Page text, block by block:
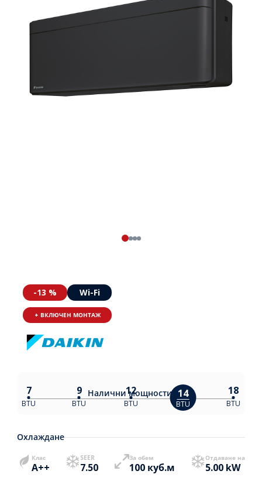
-13 % Wi-Fi
+ ВКЛЮЧЕН МОНТАЖ
Наличнимощности:
7
BTU
9
BTU
12
BTU
14
BTU
18
BTU
Охлаждане
Клас
A++
SEER
7.50
За обем
100 куб.м
Отдаване на
5.00 kW